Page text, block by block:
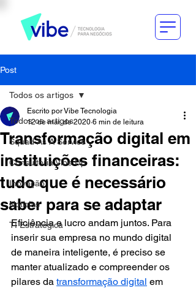
Post
Todos os artigos
Squad As A Service
Consultoria Vibe Up
Inovação
Notícias
TI Estratégica
Todos os artigos
Transformação digital em
instituições financeiras:
tudo que é necessário
saber para se adaptar
Escrito por Vibe Tecnologia
12 de mai. de 2020 6 min de leitura
Eficiência e lucro andam juntos. Para
inserir sua empresa no mundo digital
de maneira inteligente, é preciso se
manter atualizado e compreender os
pilares da transformação digital em